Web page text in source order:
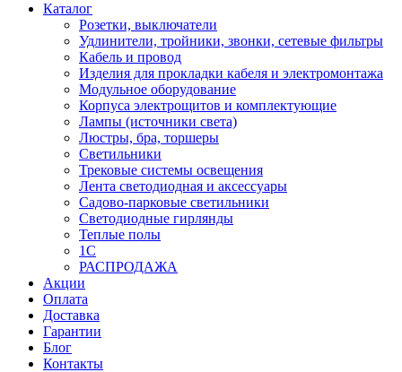
Каталог
Розетки, выключатели
Удлинители, тройники, звонки, сетевые фильтры
Кабель и провод
Изделия для прокладки кабеля и электромонтажа
Модульное оборудование
Корпуса электрощитов и комплектующие
Лампы (источники света)
Люстры, бра, торшеры
Светильники
Трековые системы освещения
Лента светодиодная и аксессуары
Садово-парковые светильники
Светодиодные гирлянды
Теплые полы
1С
РАСПРОДАЖА
Акции
Оплата
Доставка
Гарантии
Блог
Контакты